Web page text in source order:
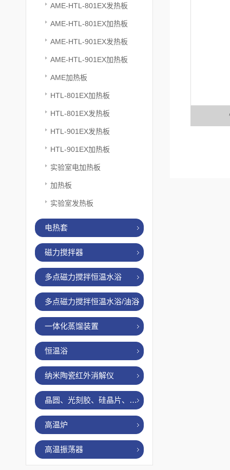
AME-HTL-801EX发热板
AME-HTL-801EX加热板
AME-HTL-901EX发热板
AME-HTL-901EX加热板
AME加热板
HTL-801EX加热板
HTL-801EX发热板
HTL-901EX发热板
HTL-901EX加热板
实验室电加热板
加热板
实验室发热板
电热套
磁力搅拌器
多点磁力搅拌恒温水浴
多点磁力搅拌恒温水浴/油浴
一体化蒸馏装置
恒温浴
纳米陶瓷红外消解仪
晶圆、光刻胶、硅晶片、烤胶机
高温炉
高温振荡器